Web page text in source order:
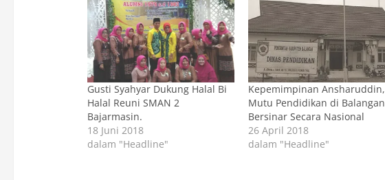
Gusti Syahyar Dukung Halal Bi
Halal Reuni SMAN 2
Bajarmasin.
18 Juni 2018
dalam "Headline"
Kepemimpinan Ansharuddin,
Mutu Pendidikan di Balangan
Bersinar Secara Nasional
26 April 2018
dalam "Headline"